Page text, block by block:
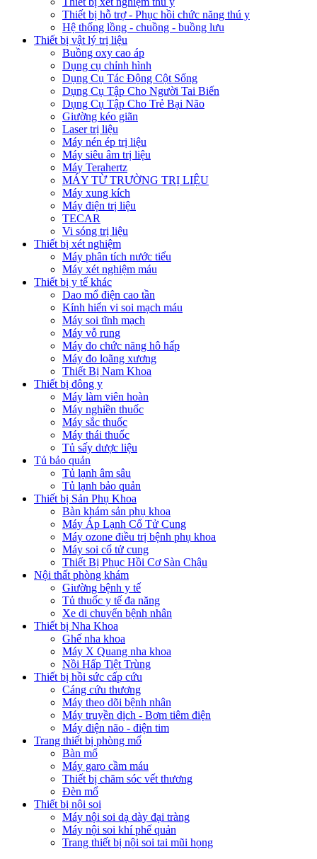
Thiết bị hỗ trợ - Phục hồi chức năng thú y
Hệ thống lồng - chuồng - buồng lưu
Thiết bị vật lý trị liệu
Buồng oxy cao áp
Dụng cụ chỉnh hình
Dụng Cụ Tác Động Cột Sống
Dụng Cụ Tập Cho Người Tai Biến
Dụng Cụ Tập Cho Trẻ Bại Não
Giường kéo giãn
Laser trị liệu
Máy nén ép trị liệu
Máy siêu âm trị liệu
Máy Terahertz
MÁY TỪ TRƯỜNG TRỊ LIỆU
Máy xung kích
Máy điện trị liệu
TECAR
Vi sóng trị liệu
Thiết bị xét nghiệm
Máy phân tích nước tiểu
Máy xét nghiệm máu
Thiết bị y tế khác
Dao mổ điện cao tần
Kính hiển vi soi mạch máu
Máy soi tĩnh mạch
Máy vỗ rung
Máy đo chức năng hô hấp
Máy đo loãng xương
Thiết Bị Nam Khoa
Thiết bị đông y
Máy làm viên hoàn
Máy nghiền thuốc
Máy sắc thuốc
Máy thái thuốc
Tủ sấy dược liệu
Tủ bảo quản
Tủ lạnh âm sâu
Tủ lạnh bảo quản
Thiết bị Sản Phụ Khoa
Bàn khám sản phụ khoa
Máy Áp Lạnh Cổ Tử Cung
Máy ozone điều trị bệnh phụ khoa
Máy soi cổ tử cung
Thiết Bị Phục Hồi Cơ Sàn Chậu
Nội thất phòng khám
Giường bệnh y tế
Tủ thuốc y tế đa năng
Xe di chuyển bệnh nhân
Thiết bị Nha Khoa
Ghế nha khoa
Máy X Quang nha khoa
Nồi Hấp Tiệt Trùng
Thiết bị hồi sức cấp cứu
Cáng cứu thương
Máy theo dõi bệnh nhân
Máy truyền dịch - Bơm tiêm điện
Máy điện não - điện tim
Trang thiết bị phòng mổ
Bàn mổ
Máy garo cầm máu
Thiết bị chăm sóc vết thương
Đèn mổ
Thiết bị nội soi
Máy nội soi dạ dày đại tràng
Máy nội soi khí phế quản
Trang thiết bị nội soi tai mũi họng